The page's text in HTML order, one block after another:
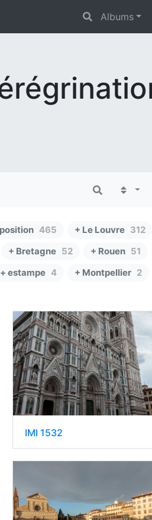
Albums
465 + Le Louvre 312
+ Bretagne 52 + Rouen 51
+ estampe 4 + Montpellier 2
IMI 1532